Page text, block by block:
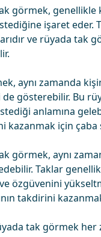
görmek, genellikle
işaret eder.
ve rüyada tak
aynı zamanda
gösterebilir. Bu
anlamına
kazanmak için çaba
görmek, aynı
Taklar
özgüvenini
takdirini
tak görmek her